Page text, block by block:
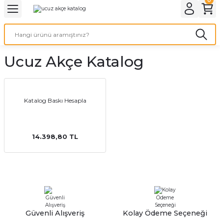
Geri Dön
Geri Dön
Geri Dön
Geri Dön
Ürünleri
Geri Dön
Geri Dön
Geri Dön
Ucuz Akçe Katalog
Katalog Baskı Hesapla
14.398,80 TL
Güvenli Alışveriş Kolay Ödeme Seçeneği